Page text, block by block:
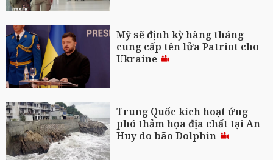
Mỹ sẽ định kỳ hàng tháng
cung cấp tên lửa Patriot cho
Ukraine
Trung Quốc kích hoạt ứng
phó thảm họa địa chất tại An
Huy do bão Dolphin